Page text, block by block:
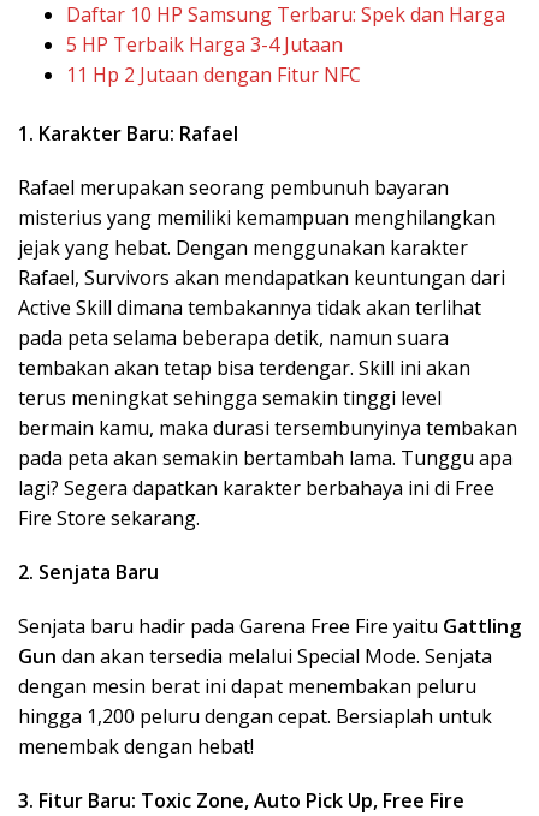
Daftar 10 HP Samsung Terbaru: Spek dan Harga
5 HP Terbaik Harga 3-4 Jutaan
11 Hp 2 Jutaan dengan Fitur NFC
1. Karakter Baru: Rafael
Rafael merupakan seorang pembunuh bayaran
misterius yang memiliki kemampuan menghilangkan
jejak yang hebat. Dengan menggunakan karakter
Rafael, Survivors akan mendapatkan keuntungan dari
Active Skill dimana tembakannya tidak akan terlihat
pada peta selama beberapa detik, namun suara
tembakan akan tetap bisa terdengar. Skill ini akan
terus meningkat sehingga semakin tinggi level
bermain kamu, maka durasi tersembunyinya tembakan
pada peta akan semakin bertambah lama. Tunggu apa
lagi? Segera dapatkan karakter berbahaya ini di Free
Fire Store sekarang.
2. Senjata Baru
Senjata baru hadir pada Garena Free Fire yaitu Gattling
Gun dan akan tersedia melalui Special Mode. Senjata
dengan mesin berat ini dapat menembakan peluru
hingga 1,200 peluru dengan cepat. Bersiaplah untuk
menembak dengan hebat!
3. Fitur Baru: Toxic Zone, Auto Pick Up, Free Fire